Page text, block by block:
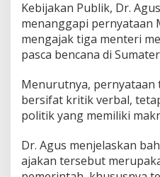
a
r
u
s
D
l
i
h
d
a
Kebijakan Publik, Dr.
menanggapi pernyataan
mengajak tiga menteri
pasca bencana di
Menurutnya, pernyataan
bersifat kritik verbal,
politik yang memiliki
Dr. Agus menjelaskan
ajakan tersebut